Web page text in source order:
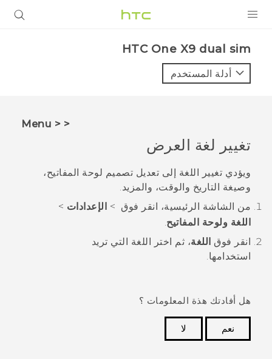
VIVE
VIVERSE
البرامج + التطبيقات
الدعم
أجهزة HTC والملحقات
HTC One X9 dual sim‎
أدلة المستخدم
< < Menu
تغيير لغة العرض
ويؤدي تغيير اللغة إلى تعديل تصميم لوحة المفاتيح،
وصيغة التاريخ والوقت، والمزيد.
من الشاشة
الرئيسية، انقر فوق > الإعدادات >
اللغة ولوحة المفاتيح
انقر فوق اللغة، ثم اختر اللغة التي تريد
استخدامها.
هل أفادتك هذة المعلومات ؟
نعم
لا